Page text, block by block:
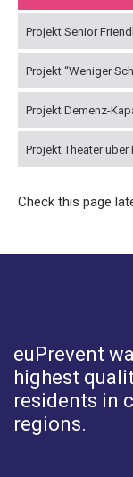
Projekt Senior
Projekt “Weniger
Projekt Demenz-
Projekt Theater
Check this page
euPrevent
highest
residents in
regions.